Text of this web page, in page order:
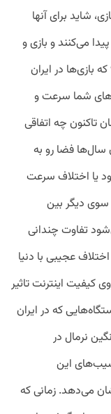
شاید برای آنها
می‌کنند و بازی و
بازی‌سازی به‌راحتی از بین نمی‌رود. از سال‌ ۹۲ که بازی‌ها در ایران
شما سرعت و
تاکنون چه اتفاقی
سال‌ها فضا رو به
یا اختلاف سرعت
سوی دیگر بین
تفاوت چندانی
عجیبی با دنیا
کیفیت اینترنت تاثیر
که در ایران
نرمال در
این
می‌دهد. زمانی که